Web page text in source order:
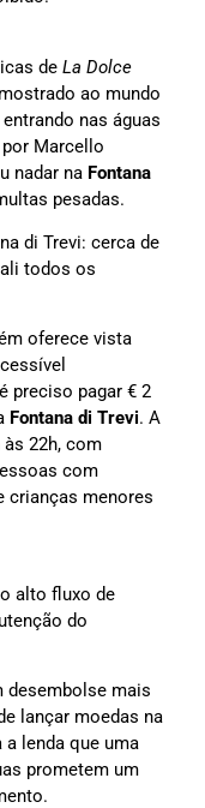
de La Dolce
ao mundo
nas águas
Marcello
nadar na Fontana
pesadas.
di Trevi: cerca de
todos os
oferece vista
preciso pagar € 2
Fontana di Trevi. A
22h, com
com
crianças menores
alto fluxo de
do
desembolse mais
lançar moedas na
a lenda que uma
prometem um